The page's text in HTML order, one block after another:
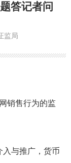
答记者问
监局
销售行为的监
与推广，货币